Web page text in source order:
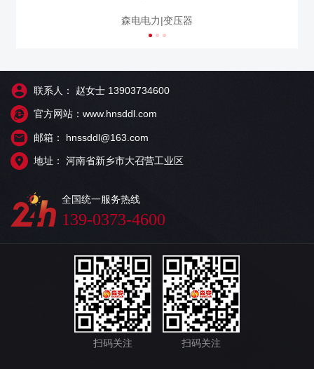
森电电力|变压器
联系人： 赵女士 13903734600
官方网站：www.hnsddl.com
邮箱： hnssddl@163.com
地址： 河南省新乡市大召营工业区
全国统一服务热线
139-0373-4600
扫码关注 扫码关注